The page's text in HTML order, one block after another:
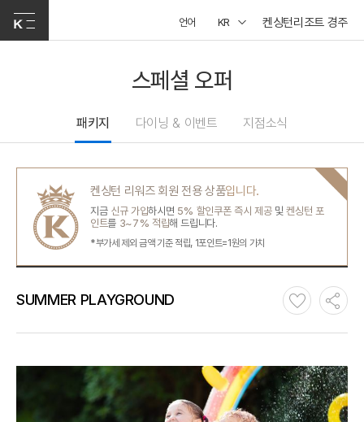
언어 KR 켄싱턴리조트 경주
스페셜 오퍼
패키지 다이닝 & 이벤트 지점소식
켄싱턴 리워즈 회원 전용 상품입니다.
지금 신규 가입하시면 5% 할인쿠폰 즉시 제공및켄싱턴 포
인트를 3~7% 적립해 드립니다.
*부가세 제외 금액 기준 적립, 1포인트=1원의 가치
SUMMER PLAYGROUND